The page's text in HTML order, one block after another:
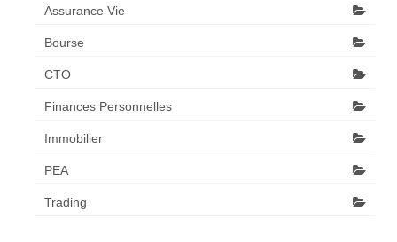
Assurance Vie
Bourse
CTO
Finances Personnelles
Immobilier
PEA
Trading